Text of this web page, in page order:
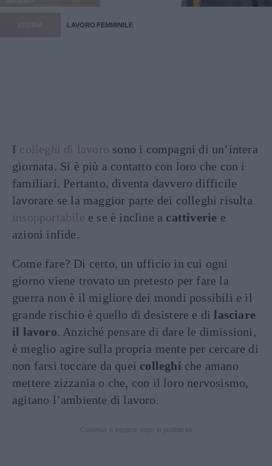
LAVORO FEMMINILE
I colleghi di lavoro sono i compagni di un’intera
giornata. Si è più a contatto con loro che con i
familiari. Pertanto, diventa davvero difficile
lavorare se la maggior parte dei colleghi risulta
insopportabile e se è incline a cattiverie e
azioni infide.
Come fare? Di certo, un ufficio in cui ogni
giorno viene trovato un pretesto per fare la
guerra non è il migliore dei mondi possibili e il
grande rischio è quello di desistere e di lasciare
il lavoro. Anziché pensare di dare le dimissioni,
è meglio agire sulla propria mente per cercare di
non farsi toccare da quei colleghi che amano
mettere zizzania o che, con il loro nervosismo,
agitano l’ambiente di lavoro.